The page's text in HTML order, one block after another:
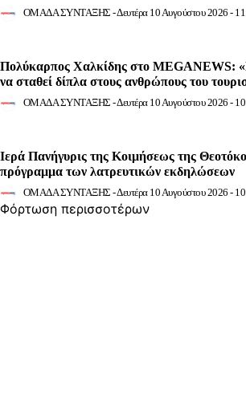
ΟΜΑΔΑ ΣΥΝΤΑΞΗΣ -Δευτέρα 10 Αυγούστου 2026 -
Πολύκαρπος Χαλκίδης στο MEGANEWS:
να σταθεί δίπλα στους ανθρώπους του
ΟΜΑΔΑ ΣΥΝΤΑΞΗΣ -Δευτέρα 10 Αυγούστου 2026 -
Ιερά Πανήγυρις της Κοιμήσεως της
πρόγραμμα των λατρευτικών εκδηλώσεων
ΟΜΑΔΑ ΣΥΝΤΑΞΗΣ -Δευτέρα 10 Αυγούστου 2026 -
Φόρτωση περισσοτέρων